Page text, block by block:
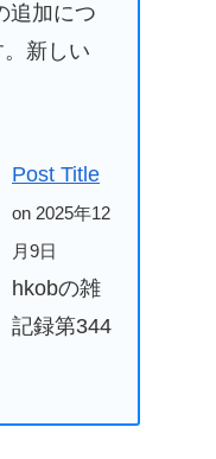
追加につ
新しい
Post Title
on 2025年12
月9日
hkobの雑
記録第344